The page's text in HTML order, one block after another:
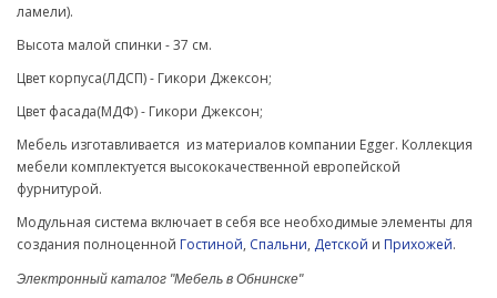
ламели).
Высота малой спинки - 37 см.
Цвет корпуса(ЛДСП) - Гикори Джексон;
Цвет фасада(МДФ) - Гикори Джексон;
Мебель изготавливается из материалов компании Egger. Коллекция
мебели комплектуется высококачественной европейской
фурнитурой.
Модульная система включает в себя все необходимые элементы для
создания полноценной Гостиной, Спальни, Детской и Прихожей.
Электронный каталог "Мебель в Обнинске"